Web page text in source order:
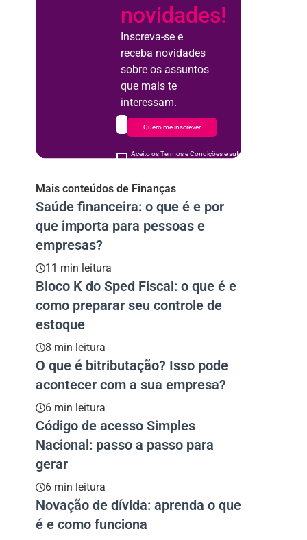
novidades!
Inscreva-se e
receba novidades
sobre os assuntos
que mais te
interessam.
Aceito os Termos e Condições e autorizo o uso de meus
Quero me inscrever
Mais conteúdos de Finanças
Saúde financeira: o que é e por
que importa para pessoas e
empresas?
11 min leitura
Bloco K do Sped Fiscal: o que é e
como preparar seu controle de
estoque
8 min leitura
O que é bitributação? Isso pode
acontecer com a sua empresa?
6 min leitura
Código de acesso Simples
Nacional: passo a passo para
gerar
6 min leitura
Novação de dívida: aprenda o que
é e como funciona